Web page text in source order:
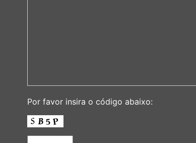
Por favor insira o código abaixo: